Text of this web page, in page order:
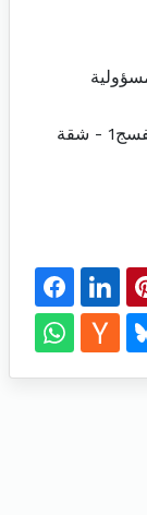
إقامة رياض سكرة عمارة البنفسج1 - شقة